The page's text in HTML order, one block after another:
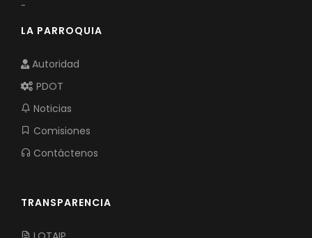
-
LA PARROQUIA
Autoridad
PDOT
Noticias
Comisiones
Contáctenos
TRANSPARENCIA